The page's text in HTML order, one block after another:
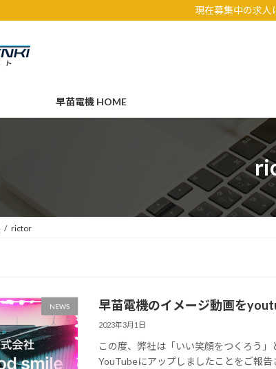
現在募集中の求人
早苗電機 HOME
rictor
NEWS 早苗電機のイメージ動画を
2023年3月1日
この度、弊社は「いい笑顔をつくろう
YouTubeにアップしましたことをご報